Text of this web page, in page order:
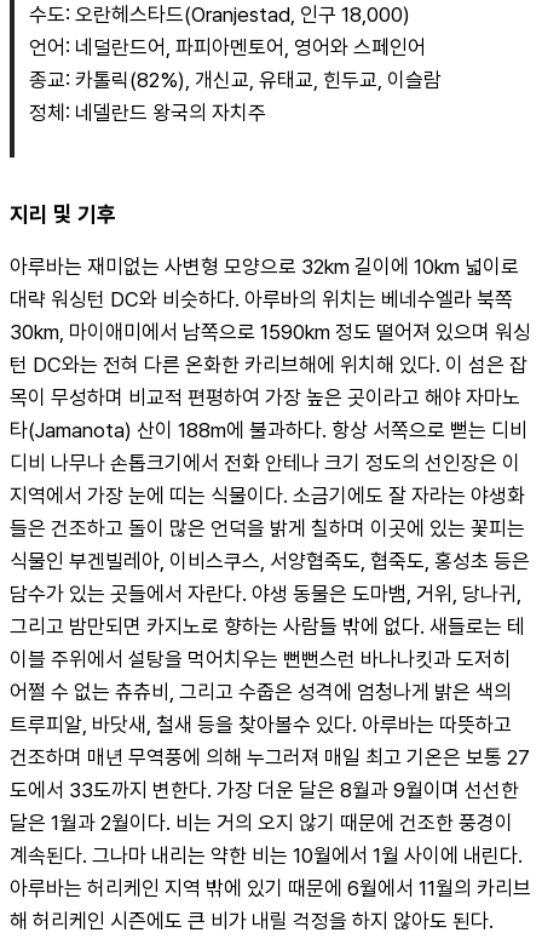
수도: 오란헤스타드(Oranjestad, 인구 18,000)
언어: 네덜란드어, 파피아멘토어, 영어와 스페인어
종교: 카톨릭(82%), 개신교, 유태교, 힌두교, 이슬람
정체: 네델란드 왕국의 자치주
지리 및 기후
아루바는 재미없는 사변형 모양으로 32km 길이에 10km 넓이로
대략 워싱턴 DC와 비슷하다. 아루바의 위치는 베네수엘라 북쪽
30km, 마이애미에서 남쪽으로 1590km 정도 떨어져 있으며 워싱
턴 DC와는 전혀 다른 온화한 카리브해에 위치해 있다. 이 섬은 잡
목이 무성하며 비교적 편평하여 가장 높은 곳이라고 해야 자마노
타(Jamanota) 산이 188m에 불과하다. 항상 서쪽으로 뻗는 디비
디비 나무나 손톱크기에서 전화 안테나 크기 정도의 선인장은 이
지역에서 가장 눈에 띠는 식물이다. 소금기에도 잘 자라는 야생화
들은 건조하고 돌이 많은 언덕을 밝게 칠하며 이곳에 있는 꽃피는
식물인 부겐빌레아, 이비스쿠스, 서양협죽도, 협죽도, 홍성초 등은
담수가 있는 곳들에서 자란다. 야생 동물은 도마뱀, 거위, 당나귀,
그리고 밤만되면 카지노로 향하는 사람들 밖에 없다. 새들로는 테
이블 주위에서 설탕을 먹어치우는 뻔뻔스런 바나나킷과 도저히
어쩔 수 없는 츄츄비, 그리고 수줍은 성격에 엄청나게 밝은 색의
트루피알, 바닷새, 철새 등을 찾아볼수 있다. 아루바는 따뜻하고
건조하며 매년 무역풍에 의해 누그러져 매일 최고 기온은 보통 27
도에서 33도까지 변한다. 가장 더운 달은 8월과 9월이며 선선한
달은 1월과 2월이다. 비는 거의 오지 않기 때문에 건조한 풍경이
계속된다. 그나마 내리는 약한 비는 10월에서 1월 사이에 내린다.
아루바는 허리케인 지역 밖에 있기 때문에 6월에서 11월의 카리브
해 허리케인 시즌에도 큰 비가 내릴 걱정을 하지 않아도 된다.